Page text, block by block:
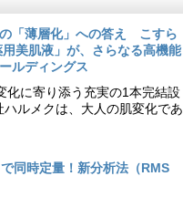
「薄層化」への答え こすら
美肌液」が、さらなる高機能
ルディングス
化に寄り添う充実の1本完結設
ルメクは、大人の肌変化であ
同時定量！新分析法（RMS